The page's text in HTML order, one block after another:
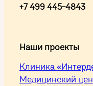
+7 499 445-4843
Наши проекты
Клиника
Медицинский